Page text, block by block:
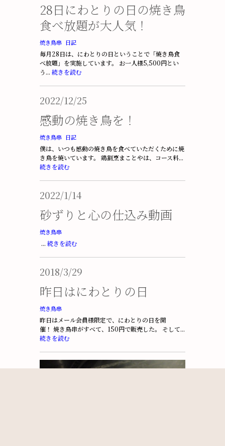
28日にわとりの日の焼き鳥
食べ放題が大人気！
焼き鳥串 日記
毎月28日は、にわとりの日ということで「焼き鳥食
べ放題」を実施しています。 お一人様5,500円とい
う... 続きを読む
2022/12/25
感動の焼き鳥を！
焼き鳥串 日記
僕は、いつも感動の焼き鳥を食べていただくために焼
き鳥を焼いています。 鶏割烹まことやは、コース料...
続きを読む
2022/1/14
砂ずりと心の仕込み動画
焼き鳥串
... 続きを読む
2018/3/29
昨日はにわとりの日
焼き鳥串
昨日はメール会員様限定で、にわとりの日を開
催！ 焼き鳥串がすべて、150円で販売した。 そして...
続きを読む